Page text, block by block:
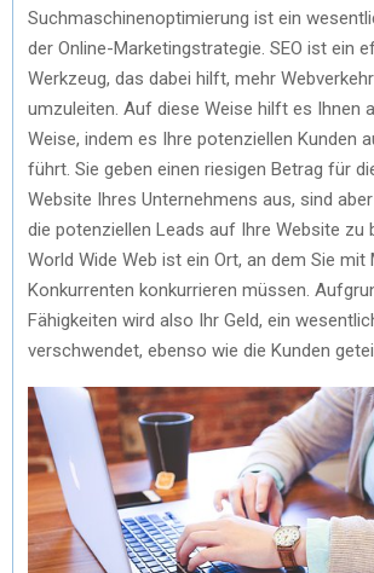
Suchmaschinenoptimierung ist ein
der Online-Marketingstrategie. SEO ist ein
Werkzeug, das dabei hilft, mehr
umzuleiten. Auf diese Weise hilft es Ihnen
Weise, indem es Ihre potenziellen Kunden
führt. Sie geben einen riesigen Betrag für
Website Ihres Unternehmens aus, sind
die potenziellen Leads auf Ihre Website zu
World Wide Web ist ein Ort, an dem Sie mit
Konkurrenten konkurrieren müssen.
Fähigkeiten wird also Ihr Geld, ein
verschwendet, ebenso wie die Kunden